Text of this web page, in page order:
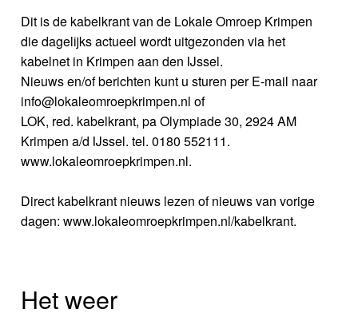
Dit is de kabelkrant van de Lokale Omroep Krimpen
die dagelijks actueel wordt uitgezonden via het
kabelnet in Krimpen aan den IJssel.
Nieuws en/of berichten kunt u sturen per E-mail naar
info@lokaleomroepkrimpen.nl of
LOK, red. kabelkrant, pa Olympiade 30, 2924 AM
Krimpen a/d IJssel. tel. 0180 552111.
www.lokaleomroepkrimpen.nl.
Direct kabelkrant nieuws lezen of nieuws van vorige
dagen: www.lokaleomroepkrimpen.nl/kabelkrant.
Het weer